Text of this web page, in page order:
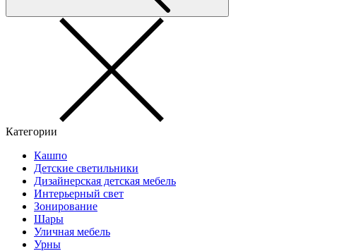
Категории
Кашпо
Детские светильники
Дизайнерская детская мебель
Интерьерный свет
Зонирование
Шары
Уличная мебель
Урны